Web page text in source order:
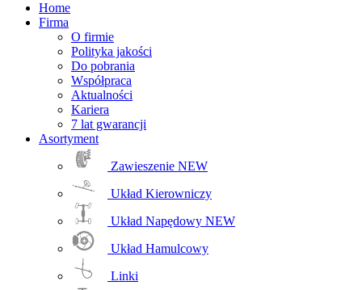
Home
Firma
O firmie
Polityka jakości
Do pobrania
Współpraca
Aktualności
Kariera
7 lat gwarancji
Asortyment
Zawieszenie NEW
Układ Kierowniczy
Układ Napędowy NEW
Układ Hamulcowy
Linki